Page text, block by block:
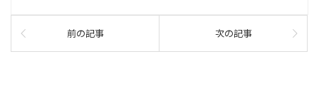
前の記事 次の記事